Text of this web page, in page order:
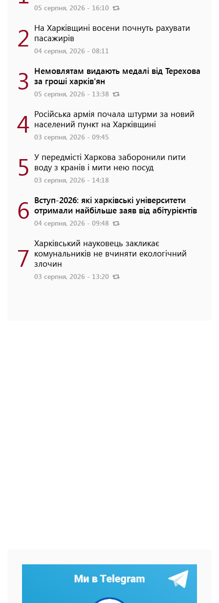
05 серпня, 2026 - 16:10
2 На Харківщині восени почнуть рахувати
пасажирів
04 серпня, 2026 - 08:11
3 Немовлятам видають медалі від Терехова
за гроші харків'ян
05 серпня, 2026 - 13:38
4 Російська армія почала штурми за новий
населений пункт на Харківщині
03 серпня, 2026 - 09:45
5 У передмісті Харкова заборонили пити
воду з кранів і мити нею посуд
03 серпня, 2026 - 14:18
6 Вступ-2026: які харківські університети
отримали найбільше заяв від абітурієнтів
04 серпня, 2026 - 09:48
7 Харківський науковець закликає
комунальників не вчиняти екологічний
злочин
03 серпня, 2026 - 13:20